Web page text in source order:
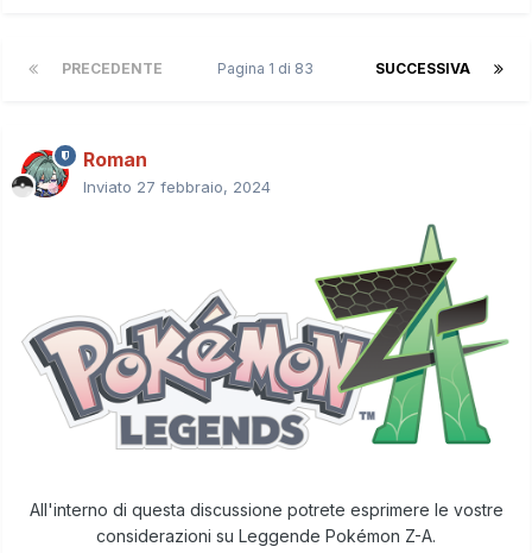
PRECEDENTE SUCCESSIVA
Pagina 1 di 83
Roman
Inviato 27 febbraio, 2024
All'interno di questa discussione potrete esprimere le vostre
considerazioni su Leggende Pokémon Z-A.